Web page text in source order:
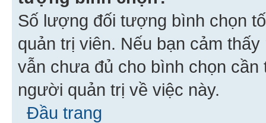
Số lượng đối tượng bình chọn
quản trị viên. Nếu bạn cảm
vẫn chưa đủ cho bình chọn
người quản trị về việc này.
Đầu trang